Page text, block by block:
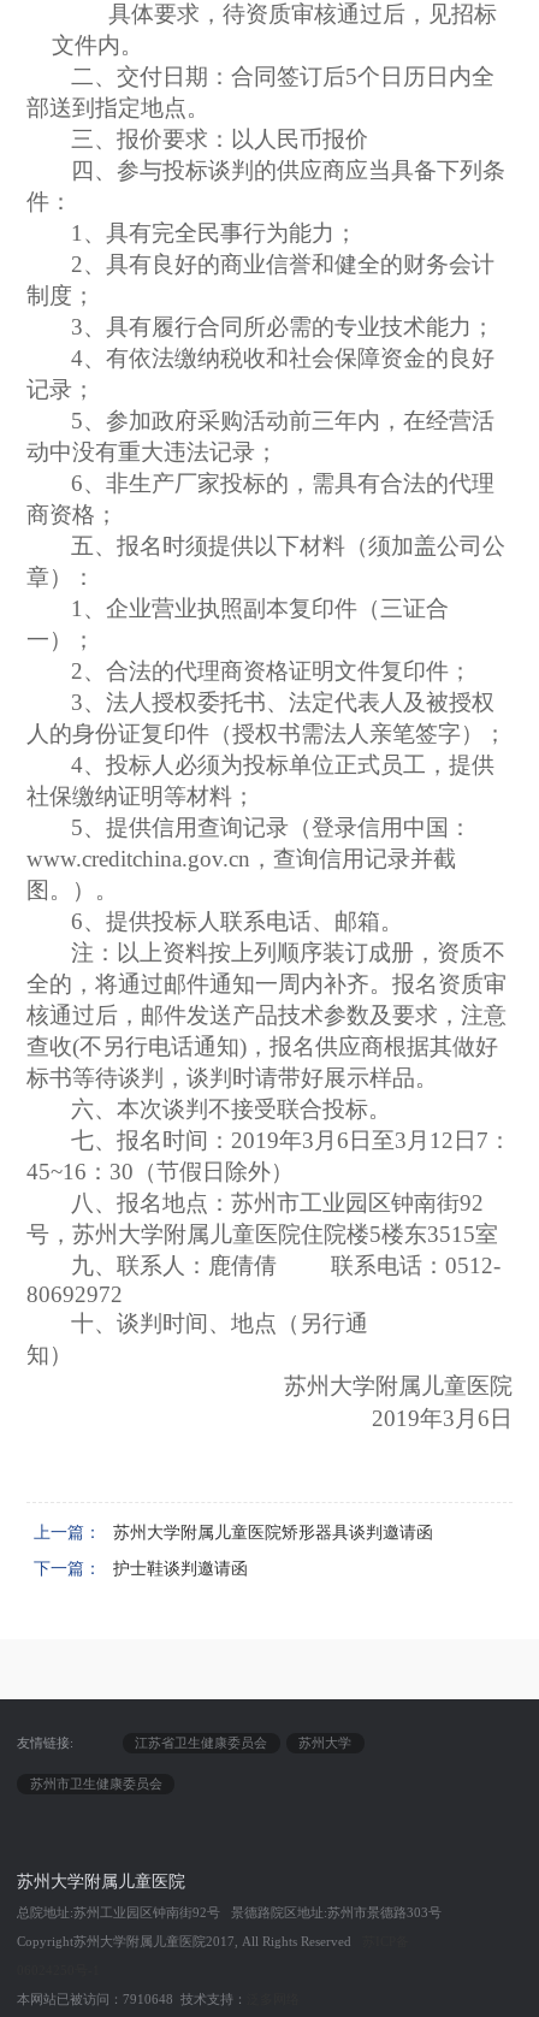
具体要求，待资质审核通过后，见招标
文件内。
二、交付日期：合同签订后5个日历日内全
部送到指定地点。
三、报价要求：以人民币报价
四、参与投标谈判的供应商应当具备下列条
件：
1、具有完全民事行为能力；
2、具有良好的商业信誉和健全的财务会计
制度；
3、具有履行合同所必需的专业技术能力；
4、有依法缴纳税收和社会保障资金的良好
记录；
5、参加政府采购活动前三年内，在经营活
动中没有重大违法记录；
6、非生产厂家投标的，需具有合法的代理
商资格；
五、报名时须提供以下材料（须加盖公司公
章）：
1、企业营业执照副本复印件（三证合
一）；
2、合法的代理商资格证明文件复印件；
3、法人授权委托书、法定代表人及被授权
人的身份证复印件（授权书需法人亲笔签字）；
4、投标人必须为投标单位正式员工，提供
社保缴纳证明等材料；
5、提供信用查询记录（登录信用中国：
www.creditchina.gov.cn，查询信用记录并截
图。）。
6、提供投标人联系电话、邮箱。
注：以上资料按上列顺序装订成册，资质不
全的，将通过邮件通知一周内补齐。报名资质审
核通过后，邮件发送产品技术参数及要求，注意
查收(不另行电话通知)，报名供应商根据其做好
标书等待谈判，谈判时请带好展示样品。
六、本次谈判不接受联合投标。
七、报名时间：2019年3月6日至3月12日7：
45~16：30（节假日除外）
八、报名地点：苏州市工业园区钟南街92
号，苏州大学附属儿童医院住院楼5楼东3515室
九、联系人：鹿倩倩 联系电话：0512-
80692972
十、谈判时间、地点（另行通
知）
苏州大学附属儿童医院
2019年3月6日
上一篇：
苏州大学附属儿童医院矫形器具谈判邀请函
下一篇：
护士鞋谈判邀请函
友情链接: 江苏省卫生健康委员会 苏州大学
苏州市卫生健康委员会
苏州大学附属儿童医院
总院地址:苏州工业园区钟南街92号 景德路院区地址:苏州市景德路303号
Copyright苏州大学附属儿童医院2017, All Rights Reserved
本网站已被访问：7910648 技术支持：